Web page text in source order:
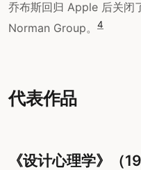
乔布斯回归 Apple 后关闭
Norman Group。
4
代表作品
《设计心理学》（